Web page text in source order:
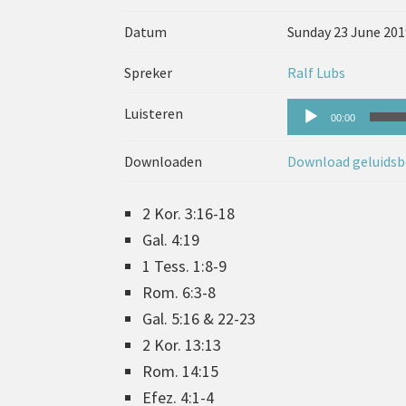
Datum Sunday 23 June
Spreker Ralf Lubs
Luisteren Audiospeler
00:00
Downloaden Download
2 Kor. 3:16-18
Gal. 4:19
1 Tess. 1:8-9
Rom. 6:3-8
Gal. 5:16 & 22-23
2 Kor. 13:13
Rom. 14:15
Efez. 4:1-4